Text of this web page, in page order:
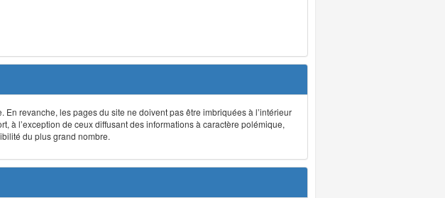
revanche, les pages du site ne doivent pas être imbriquées à l’intérieur
à l’exception de ceux diffusant des informations à caractère polémique,
du plus grand nombre.